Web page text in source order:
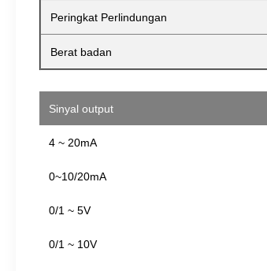
Peringkat Perlindungan
Berat badan
Sinyal output
4 ~ 20mA
0~10/20mA
0/1 ~ 5V
0/1 ~ 10V